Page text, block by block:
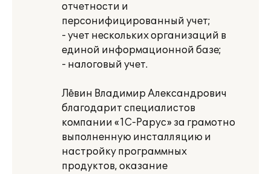
отчетности и
персонифицированный учет;
- учет нескольких организаций в
единой информационной базе;
- налоговый учет.
Лёвин Владимир Александрович
благодарит специалистов
компании «1С-Рарус» за грамотно
выполненную инсталляцию и
настройку программных
продуктов, оказание